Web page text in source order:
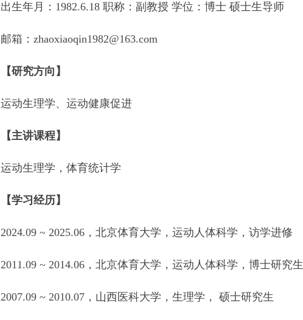
出生年月：1982.6.18 职称：副教授 学位：博士 硕士生导师
邮箱：zhaoxiaoqin1982@163.com
【研究方向】
运动生理学、运动健康促进
【主讲课程】
运动生理学，体育统计学
【学习经历】
2024.09 ~ 2025.06，北京体育大学，运动人体科学，访学进修
2011.09 ~ 2014.06，北京体育大学，运动人体科学，博士研究生
2007.09 ~ 2010.07，山西医科大学，生理学， 硕士研究生